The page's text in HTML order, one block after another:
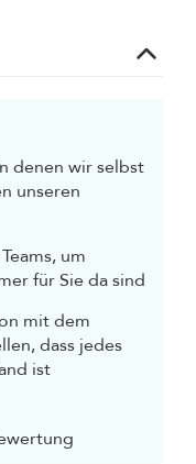
denen wir selbst
unseren
um
für Sie da sind
mit dem
dass jedes
ist